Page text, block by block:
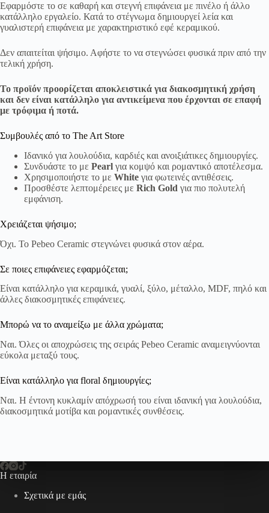
Εφαρμόστε το σε καθαρή και στεγνή επιφάνεια με πινέλο ή άλλο
κατάλληλο εργαλείο. Κατά το στέγνωμα δημιουργεί λεία και
γυαλιστερή επιφάνεια με χαρακτηριστικό εφέ κεραμικού.
Δεν απαιτείται ψήσιμο. Αφήστε το να στεγνώσει φυσικά πριν από την
τελική χρήση.
Το προϊόν προορίζεται αποκλειστικά για διακοσμητική χρήση
και δεν είναι κατάλληλο για αντικείμενα που έρχονται σε επαφή
με τρόφιμα ή ποτά.
Συμβουλές από το The Art Store
Ιδανικό για λουλούδια, καρδιές και ανοιξιάτικες δημιουργίες.
Συνδυάστε το με Pearl για κομψό και ρομαντικό αποτέλεσμα.
Χρησιμοποιήστε το με White για φωτεινές αντιθέσεις.
Προσθέστε λεπτομέρειες με Rich Gold για πιο πολυτελή
εμφάνιση.
Χρειάζεται ψήσιμο;
Όχι. Το Pebeo Ceramic στεγνώνει φυσικά στον αέρα.
Σε ποιες επιφάνειες εφαρμόζεται;
Είναι κατάλληλο για κεραμικά, γυαλί, ξύλο, μέταλλο, MDF, πηλό και
άλλες διακοσμητικές επιφάνειες.
Μπορώ να το αναμείξω με άλλα χρώματα;
Ναι. Όλες οι αποχρώσεις της σειράς Pebeo Ceramic αναμειγνύονται
εύκολα μεταξύ τους.
Είναι κατάλληλο για floral δημιουργίες;
Ναι. Η έντονη κυκλαμίν απόχρωσή του είναι ιδανική για λουλούδια,
διακοσμητικά μοτίβα και ρομαντικές συνθέσεις.
Η εταιρία
Σχετικά με εμάς